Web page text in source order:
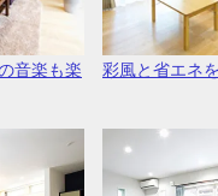
音楽も楽
彩風と省エネ